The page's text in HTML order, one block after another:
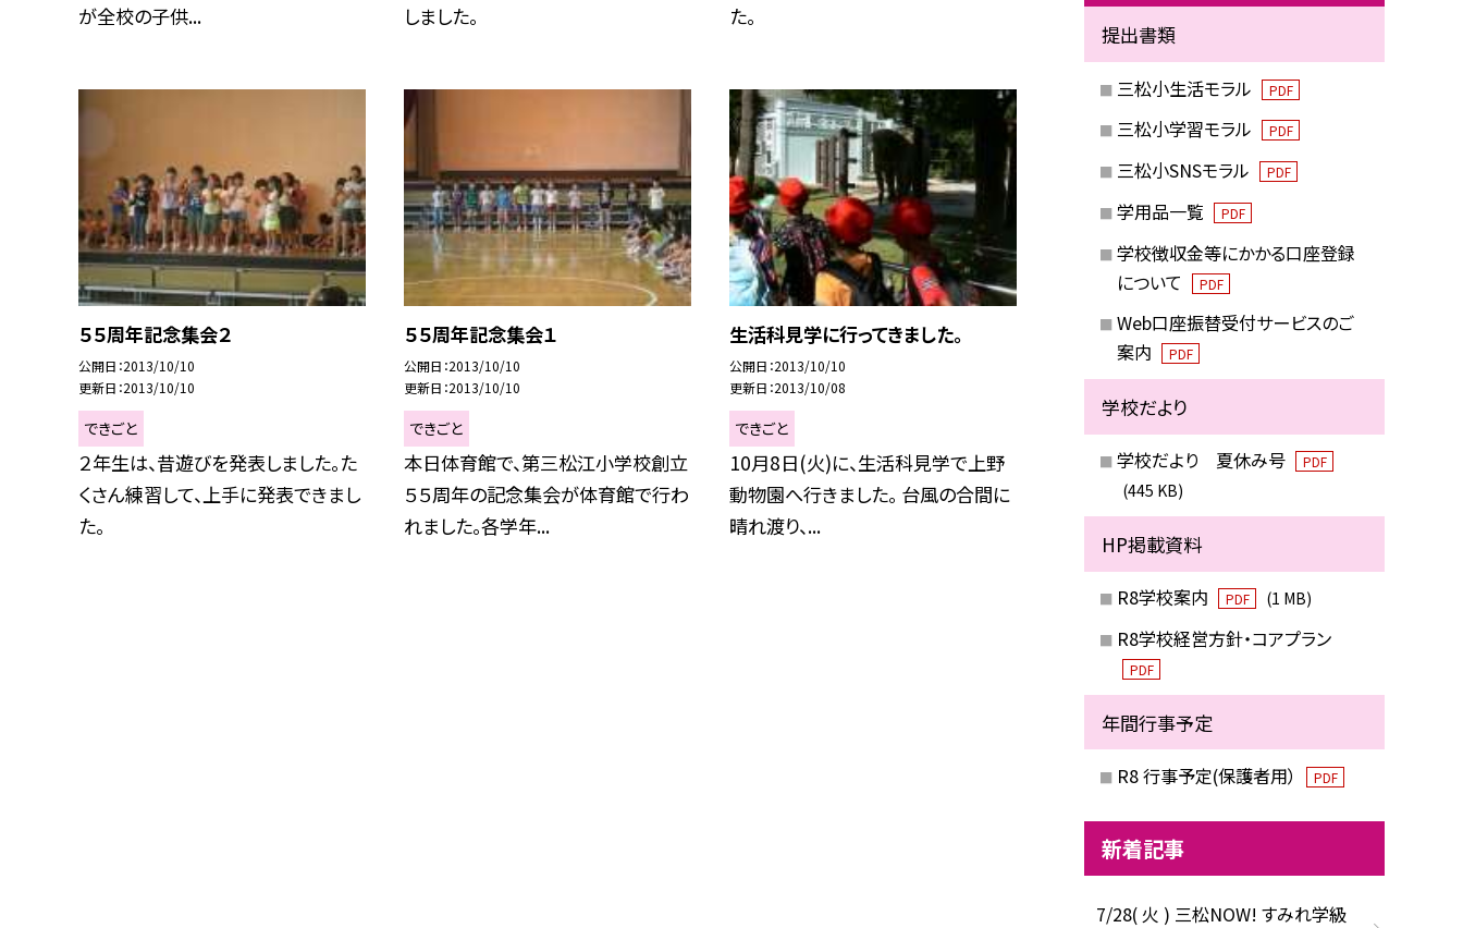
が全校の子供...
しました。
た。
５５周年記念集会２
公開日 2013/10/10
更新日 2013/10/10
できごと
２年生は、昔遊びを発表しました。た
くさん練習して、上手に発表できまし
た。
５５周年記念集会１
公開日 2013/10/10
更新日 2013/10/10
できごと
本日体育館で、第三松江小学校創立
５５周年の記念集会が体育館で行わ
れました。各学年...
生活科見学に行ってきました。
公開日 2013/10/10
更新日 2013/10/08
できごと
10月8日(火)に、生活科見学で上野
動物園へ行きました。 台風の合間に
晴れ渡り、...
提出書類
三松小生活モラル PDF
三松小学習モラル PDF
三松小SNSモラル PDF
学用品一覧 PDF
学校徴収金等にかかる口座登録
について
PDF
Web口座振替受付サービスのご
案内
PDF
学校だより
学校だより 夏休み号 PDF
(445 KB)
HP掲載資料
R8学校案内 PDF (1 MB)
R8学校経営方針・コアプラン
PDF
年間行事予定
R8 行事予定(保護者用） PDF
新着記事
7/28( 火 ) 三松NOW! すみれ学級